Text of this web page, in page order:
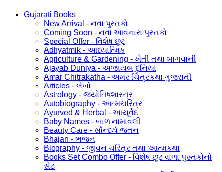
Gujarati Books
New Arrival - નવા પુસ્તકો
Coming Soon - નવા આવનારા પુસ્તકો
Special Offer - વિશેષ છૂટ
Adhyatmik - આધ્યાત્મિક
Agriculture & Gardening - ખેતી તથા બાગવાની
Ajayab Duniya - અજાયબ દુનિયા
Amar Chitrakatha - અમર ચિત્રકથા ગુજરાતી
Articles - લેખો
Astrology - જ્યોતિષશાસ્ત્ર
Autobiography - આત્મચરિત્ર
Ayurved & Herbal - આયૂર્વેદ
Baby Names - બાળ નામાવલી
Beauty Care - સૌન્દર્ય જતન
Bhajan - ભજન
Biography - જીવન ચરિત્ર તથા આત્મકથા
Books Set Combo Offer - વિશેષ છૂટ વાળા પુસ્તકોનો
સેટ